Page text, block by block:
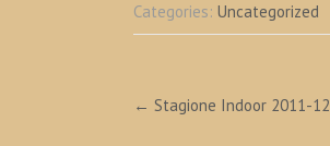
Categories: Uncategorized
Post
← Stagione Indoor 2011-12